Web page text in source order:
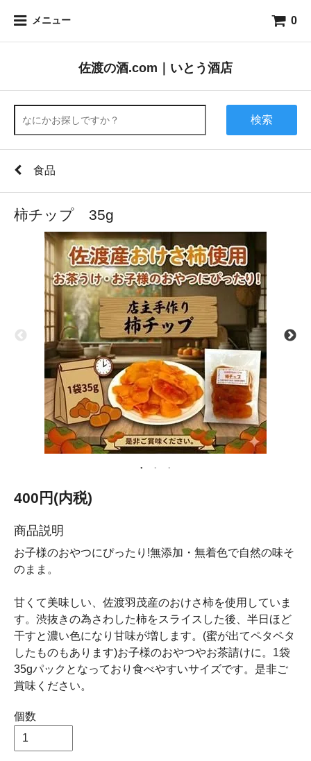
メニュー 0
佐渡の酒.com｜いとう酒店
検索
食品
柿チップ 35g
400円(内税)
商品説明
お子様のおやつにぴったり!無添加・無着色で自然の味そ
のまま。
甘くて美味しい、佐渡羽茂産のおけさ柿を使用していま
す。渋抜きの為さわした柿をスライスした後、半日ほど
干すと濃い色になり甘味が増します。(蜜が出てペタペタ
したものもあります)お子様のおやつやお茶請けに。1袋
35gパックとなっており食べやすいサイズです。是非ご
賞味ください。
個数